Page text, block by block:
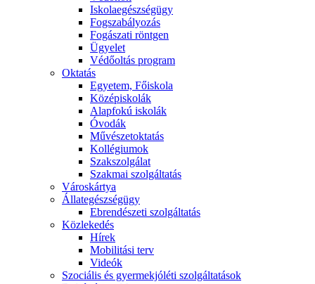
Iskolaegészségügy
Fogszabályozás
Fogászati röntgen
Ügyelet
Védőoltás program
Oktatás
Egyetem, Főiskola
Középiskolák
Alapfokú iskolák
Óvodák
Művészetoktatás
Kollégiumok
Szakszolgálat
Szakmai szolgáltatás
Városkártya
Állategészségügy
Ebrendészeti szolgáltatás
Közlekedés
Hírek
Mobilitási terv
Videók
Szociális és gyermekjóléti szolgáltatások